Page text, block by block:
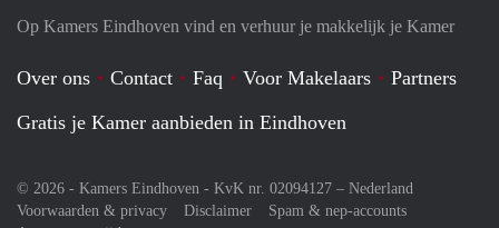
Op Kamers Eindhoven vind en verhuur je makkelijk je Kamer
Over ons Contact Faq Voor Makelaars
Partners
Gratis je Kamer aanbieden in Eindhoven
© 2026 - Kamers Eindhoven - KvK nr. 02094127 – Nederland
Voorwaarden & privacy
Disclaimer
Spam & nep-accounts